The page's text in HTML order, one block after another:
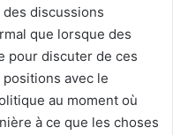
discussions
que lorsque des
pour discuter de ces
avec le
au moment où
à ce que les choses